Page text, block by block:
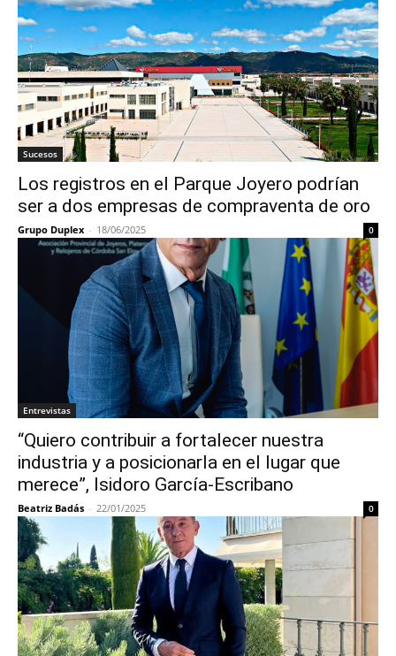
Sucesos
Los registros en el Parque Joyero podrían
ser a dos empresas de compraventa de oro
Grupo Duplex - 18/06/2025 0
Entrevistas
“Quiero contribuir a fortalecer nuestra
industria y a posicionarla en el lugar que
merece”, Isidoro García-Escribano
Beatriz Badás - 22/01/2025 0